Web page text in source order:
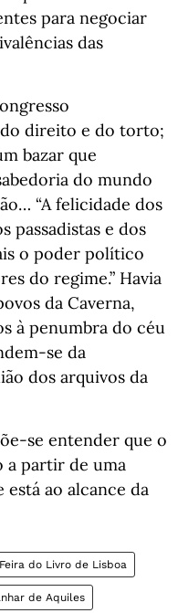
para negociar
das
direito e do torto;
bazar que
do mundo
“A felicidade dos
passadistas e dos
o poder político
do regime.” Havia
da Caverna,
à penumbra do céu
se da
dos arquivos da
se entender que o
a partir de uma
ao alcance da
Feira do Livro de Lisboa
de Aquiles